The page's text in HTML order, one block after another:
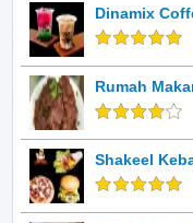
Dinamix
Rumah
Shakeel